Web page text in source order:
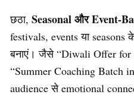
छठा, Seasonal और Event-
festivals, events या
बनाएं। जैसे “Diwali Offer for
“Summer Coaching Batch
audience से emotional